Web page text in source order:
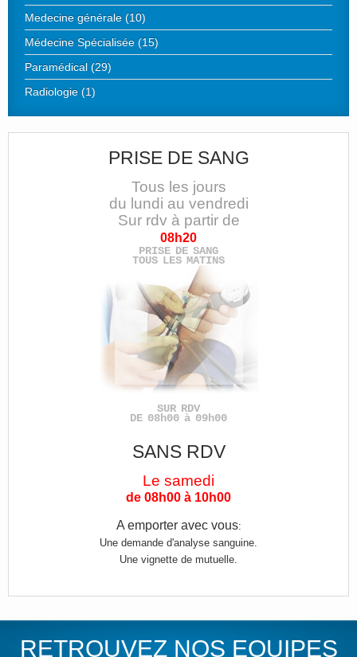
Medecine générale (10)
Médecine Spécialisée (15)
Paramédical (29)
Radiologie (1)
PRISE DE SANG
Tous les jours
du lundi au vendredi
Sur rdv à partir de
08h20
PRISE DE SANG
TOUS LES MATINS
SUR RDV
DE 08h00 à 09h00
SANS RDV
Le samedi
de 08h00 à 10h00
A emporter avec vous:
Une demande d'analyse sanguine.
Une vignette de mutuelle.
RETROUVEZ NOS EQUIPES